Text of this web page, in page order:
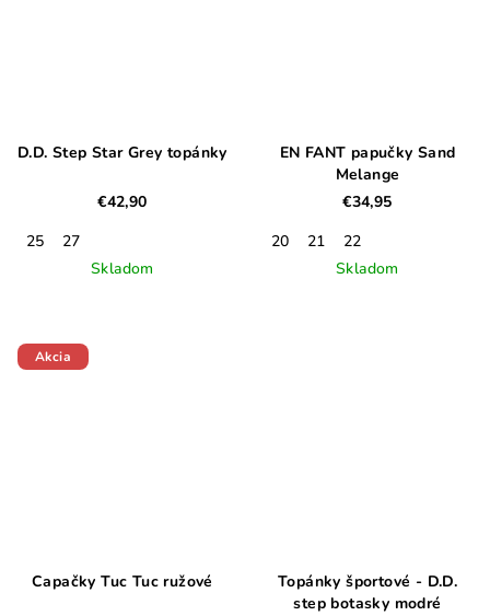
D.D. Step Star Grey topánky
€42,90
25
27
Skladom
EN FANT papučky Sand
Melange
€34,95
20
21
22
Skladom
Akcia
Capačky Tuc Tuc ružové
Topánky športové - D.D.
step botasky modré